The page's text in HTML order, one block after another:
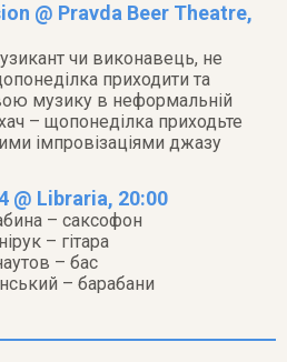
@ Pravda Beer Theatre,
чи виконавець, не
приходити та
музику в неформальній
– щопонеділка приходьте
імпровізаціями джазу
@ Libraria, 20:00
– саксофон
– гітара
– бас
– барабани